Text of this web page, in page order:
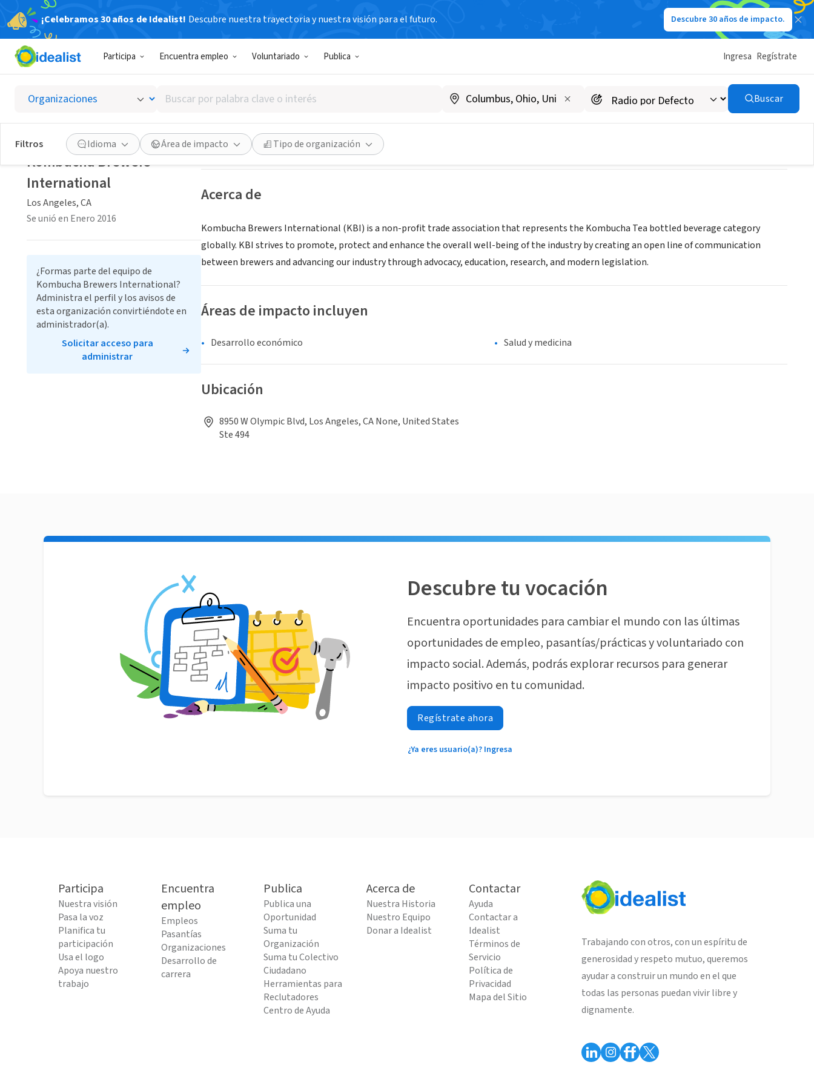
¡Celebramos 30 años de Idealist! Descubre nuestra trayectoria y nuestra visión para el futuro. Descubre 30 años de impacto.
Participa Encuentra empleo Voluntariado Publica Ingresa Regístrate
Buscar
por
palabra
clave
o
interés
Buscar
Filtros Idioma Área de impacto Tipo de organización
Kombucha Brewers International
Los Angeles, CA|www.kombuchabrewers.org
Guardar Compartir
Acerca de
Kombucha Brewers International (KBI) is a non-profit trade association that represents the Kombucha Tea bottled beverage category
globally. KBI strives to promote, protect and enhance the overall well-being of the industry by creating an open line of communication
between brewers and advancing our industry through advocacy, education, research, and modern legislation.
Áreas de impacto incluyen
Desarrollo económico Salud y medicina
Ubicación
8950 W Olympic Blvd, Los Angeles, CA None, United States
Ste 494
Kombucha Brewers
International
Los Angeles, CA
Se unió en Enero 2016
¿Formas parte del equipo de
Kombucha Brewers International?
Administra el perfil y los avisos de
esta organización convirtiéndote en
administrador(a).
Solicitar acceso para
administrar
Descubre tu vocación
Encuentra oportunidades para cambiar el mundo con las últimas
oportunidades de empleo, pasantías/prácticas y voluntariado con
impacto social. Además, podrás explorar recursos para generar
impacto positivo en tu comunidad.
Regístrate ahora
¿Ya eres usuario(a)? Ingresa
Participa
Nuestra visión
Pasa la voz
Planifica tu
participación
Usa el logo
Apoya nuestro
trabajo
Encuentra
empleo
Empleos
Pasantías
Organizaciones
Desarrollo de
carrera
Publica
Publica una
Oportunidad
Suma tu
Organización
Suma tu Colectivo
Ciudadano
Herramientas para
Reclutadores
Centro de Ayuda
Acerca de
Nuestra Historia
Nuestro Equipo
Donar a Idealist
Contactar
Ayuda
Contactar a
Idealist
Términos de
Servicio
Política de
Privacidad
Mapa del Sitio
Trabajando con otros, con un espíritu de
generosidad y respeto mutuo, queremos
ayudar a construir un mundo en el que
todas las personas puedan vivir libre y
dignamente.